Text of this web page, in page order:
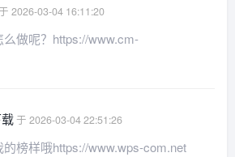
2026-03-04 16:11:20
做呢？https://www.cm-
于 2026-03-04 22:51:26
榜样哦https://www.wps-com.net